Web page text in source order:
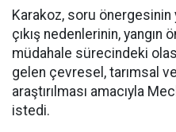
Karakoz, soru önergesinin
çıkış nedenlerinin, yangın
müdahale sürecindeki
gelen çevresel, tarımsal
araştırılması amacıyla
istedi.